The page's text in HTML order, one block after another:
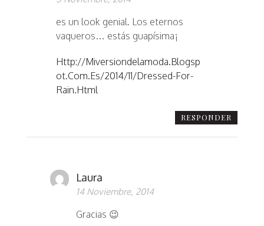
es un look genial. Los eternos
vaqueros… estás guapísima¡
Http://miversiondelamoda.blogsp
Ot.com.es/2014/11/dressed-For-
Rain.html
RESPONDER
Laura
14 Noviembre, 2014
Gracias 😉